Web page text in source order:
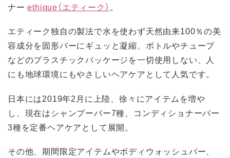
ナーethique（エティーク） 。
エティーク独自の製法で水を使わず天然由来100％の美
容成分を固形バーにギュッと凝縮、ボトルやチューブ
などのプラスチックパッケージを一切使用しない、人
にも地球環境にもやさしいヘアケアとして人気です。
日本には2019年2月に上陸、徐々にアイテムを増や
し、現在はシャンプーバー7種、コンディショナーバー
3種を定番ヘアケアとして展開。
その他、期間限定アイテムやボディウォッシュバー、